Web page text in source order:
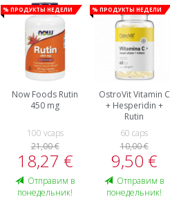
% Продукты недели
Now Foods Rutin
450 mg
100 vcaps
21,00 €
18,27 €
Oтправим в
понедельник!
% Продукты недели
OstroVit Vitamin C
+ Hesperidin +
Rutin
60 caps
10,00 €
9,50 €
Oтправим в
понедельник!